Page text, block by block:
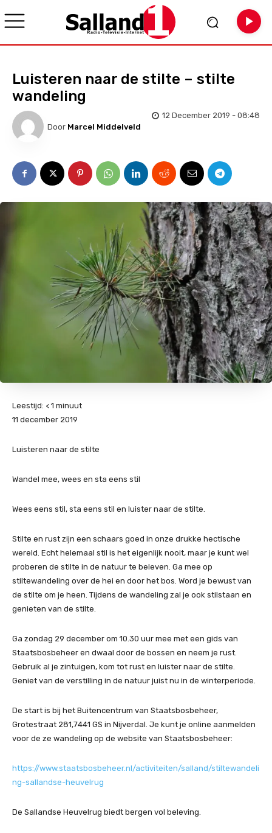
Luisteren naar de stilte – stilte
wandeling
Door Marcel Middelveld
12 December 2019 - 08:48
Leestijd: < 1 minuut
11 december 2019
Luisteren naar de stilte
Wandel mee, wees en sta eens stil
Wees eens stil, sta eens stil en luister naar de stilte.
Stilte en rust zijn een schaars goed in onze drukke hectische
wereld. Echt helemaal stil is het eigenlijk nooit, maar je kunt wel
proberen de stilte in de natuur te beleven. Ga mee op
stiltewandeling over de hei en door het bos. Word je bewust van
de stilte om je heen. Tijdens de wandeling zal je ook stilstaan en
genieten van de stilte.
Ga zondag 29 december om 10.30 uur mee met een gids van
Staatsbosbeheer en dwaal door de bossen en neem je rust.
Gebruik al je zintuigen, kom tot rust en luister naar de stilte.
Geniet van de verstilling in de natuur juist nu in de winterperiode.
De start is bij het Buitencentrum van Staatsbosbeheer,
Grotestraat 281,7441 GS in Nijverdal. Je kunt je online aanmelden
voor de ze wandeling op de website van Staatsbosbeheer:
https://www.staatsbosbeheer.nl/activiteiten/salland/stiltewandeli
ng-sallandse-heuvelrug
De Sallandse Heuvelrug biedt bergen vol beleving.